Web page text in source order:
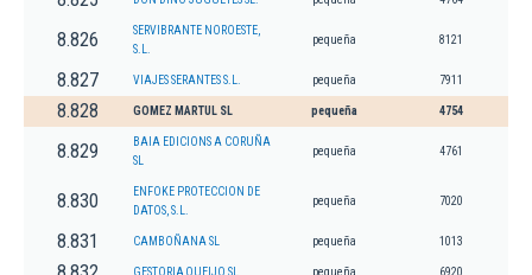
8.826
SERVIBRANTE NOROESTE,
S.L.
pequeña 8121
8.827 VIAJES SERANTES S.L. pequeña 7911
8.828 GOMEZ MARTUL SL pequeña 4754
8.829
BAIA EDICIONS A CORUÑA
SL
pequeña 4761
8.830
ENFOKE PROTECCION DE
DATOS, S.L.
pequeña 7020
8.831 CAMBOÑANA SL pequeña 1013